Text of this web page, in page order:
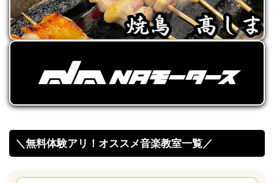
＼無料体験アリ！オススメ音楽教室一覧／